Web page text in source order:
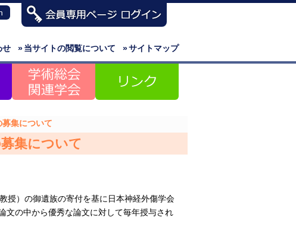
»サイトマップ
»当サイトの閲覧について
せ
集について
集について
授）の御遺族の寄付を基に日本神経外傷学会
文の中から優秀な論文に対して毎年授与され